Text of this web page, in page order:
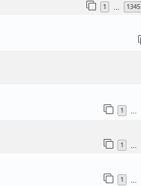
1 1345
1
1
1